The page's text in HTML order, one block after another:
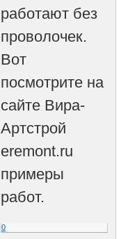
работают без
проволочек.
Вот
посмотрите на
сайте Вира-
Артстрой
eremont.ru
примеры
работ.
0